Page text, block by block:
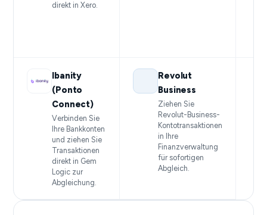
direkt in Xero.
Ibanity
(Ponto
Connect)
Verbinden Sie
Ihre Bankkonten
und ziehen Sie
Transaktionen
direkt in Gem
Logic zur
Abgleichung.
Revolut
Business
Ziehen Sie
Revolut-Business-
Kontotransaktionen
in Ihre
Finanzverwaltung
für sofortigen
Abgleich.